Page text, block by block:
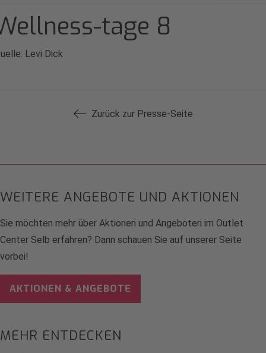
tage 8
Levi Dick
Zurück zur Presse-Seite
WEITERE ANGEBOTE UND AKTIONEN
Sie möchten mehr über Aktionen und Angeboten im Outlet
Center Selb erfahren? Dann schauen Sie auf unserer Seite
vorbei!
AKTIONEN & ANGEBOTE
MEHR ENTDECKEN